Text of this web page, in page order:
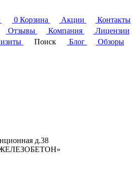
0 Корзина Акции
Контакты
Отзывы Компания
Лицензии
Поиск Блог
Обзоры
д.38